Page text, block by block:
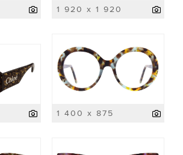
1 920 x 1 920
1 400 x 875